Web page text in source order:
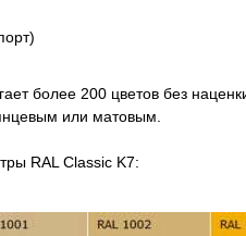
более 200 цветов без
или матовым.
RAL Classic K7: